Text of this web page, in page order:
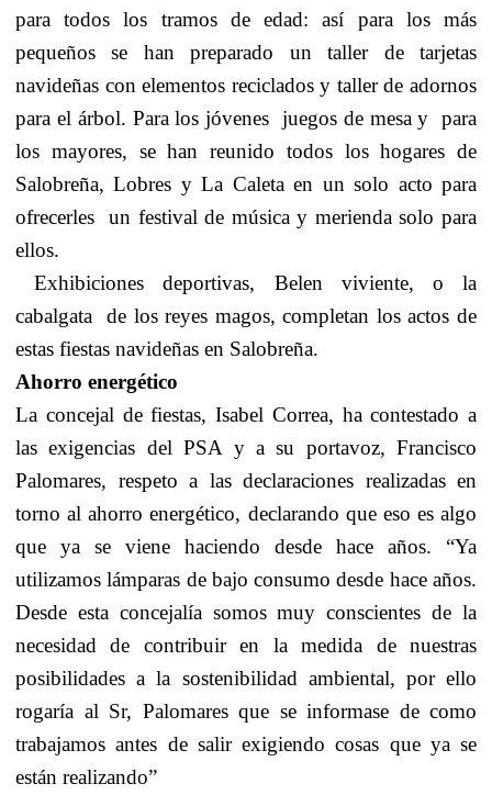
para todos los tramos de edad: así para los más
pequeños se han preparado un taller de tarjetas
navideñas con elementos reciclados y taller de adornos
para el árbol. Para los jóvenes juegos de mesa y para
los mayores, se han reunido todos los hogares de
Salobreña, Lobres y La Caleta en un solo acto para
ofrecerles
un festival de música y merienda solo para
ellos.
Exhibiciones deportivas, Belen viviente, o la
cabalgata
de los reyes magos, completan los actos de
estas fiestas navideñas en Salobreña.
Ahorro energético
La concejal de fiestas, Isabel Correa, ha contestado a
las exigencias del PSA y a su portavoz, Francisco
Palomares, respeto a las declaraciones realizadas en
torno al ahorro energético, declarando que eso es algo
que ya se viene haciendo desde hace años. “Ya
utilizamos lámparas de bajo consumo desde hace años.
Desde esta concejalía somos muy conscientes de la
necesidad de contribuir en la medida de nuestras
posibilidades a la sostenibilidad ambiental, por ello
rogaría al Sr, Palomares que se informase de como
trabajamos antes de salir exigiendo cosas que ya se
están realizando”